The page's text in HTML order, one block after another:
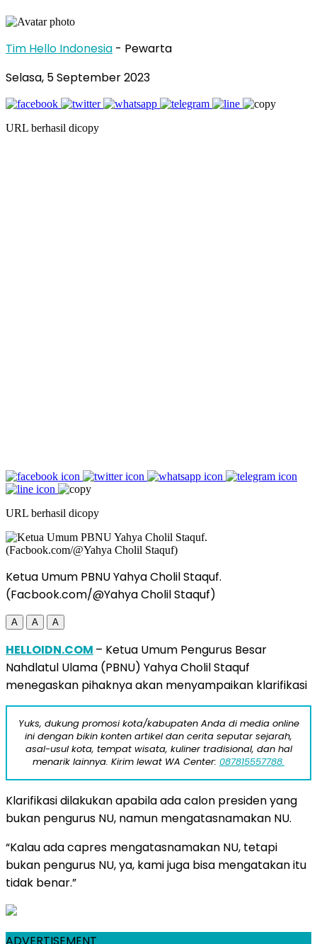
Tim Hello Indonesia - Pewarta
Selasa, 5 September 2023
URL berhasil dicopy
URL berhasil dicopy
Ketua Umum PBNU Yahya Cholil Staquf.
(Facbook.com/@Yahya Cholil Staquf)
A A A
HELLOIDN.COM – Ketua Umum Pengurus Besar
Nahdlatul Ulama (PBNU) Yahya Cholil Staquf
menegaskan pihaknya akan menyampaikan klarifikasi
Yuks, dukung promosi kota/kabupaten Anda di media online
ini dengan bikin konten artikel dan cerita seputar sejarah,
asal-usul kota, tempat wisata, kuliner tradisional, dan hal
menarik lainnya. Kirim lewat WA Center: 087815557788.
Klarifikasi dilakukan apabila ada calon presiden yang
bukan pengurus NU, namun mengatasnamakan NU.
“Kalau ada capres mengatasnamakan NU, tetapi
bukan pengurus NU, ya, kami juga bisa mengatakan itu
tidak benar.”
ADVERTISEMENT